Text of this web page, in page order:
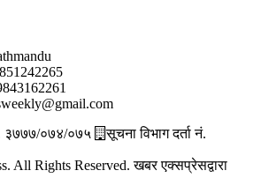
३७७७/०७४/०७५
सूचना विभाग दर्ता नं.
All Rights Reserved. खबर एक्सप्रेसद्वारा